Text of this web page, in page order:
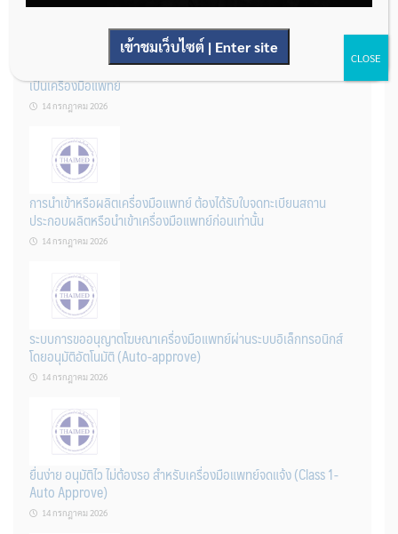
รู้หรือไม่? ผลิตภัณฑ์ชุดตรวจสําหรับตรวจสอบการปนเปื้อนแบบใดจัด
เป็นเครื่องมือแพทย์
14 กรกฎาคม 2026
การนำเข้าหรือผลิตเครื่องมือแพทย์ ต้องได้รับใบจดทะเบียนสถาน
ประกอบผลิตหรือนำเข้าเครื่องมือแพทย์ก่อนเท่านั้น
14 กรกฎาคม 2026
ระบบการขออนุญาตโฆษณาเครื่องมือแพทย์ผ่านระบบอิเล็กทรอนิกส์
โดยอนุมัติอัตโนมัติ (Auto-approve)
14 กรกฎาคม 2026
ยื่นง่าย อนุมัติไว ไม่ต้องรอ สำหรับเครื่องมือแพทย์จดแจ้ง (Class 1-
Auto Approve)
14 กรกฎาคม 2026
เข้าชมเว็บไซต์ | Enter site
CLOSE